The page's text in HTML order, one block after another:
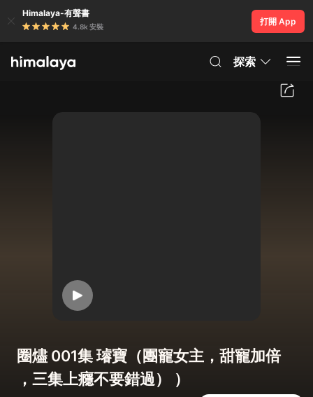
Himalaya-有聲書
4.8k 安裝
打開 App
探索
圈燼 001集 璿寶（團寵女主，甜寵加倍
，三集上癮不要錯過） ）